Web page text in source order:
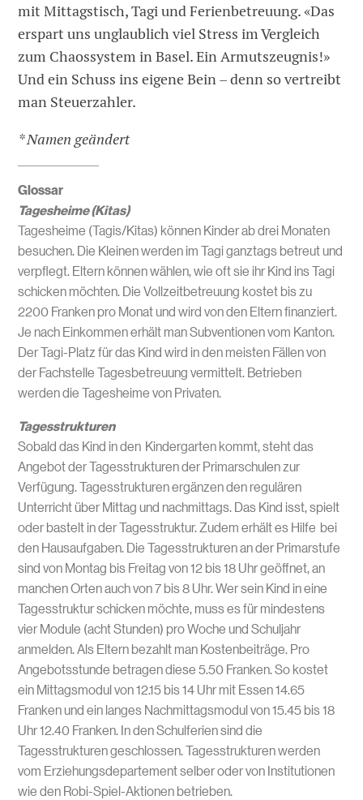
mit Mittagstisch, Tagi und Ferienbetreuung. «Das
erspart uns unglaublich viel Stress im Vergleich
zum Chaossystem in Basel. Ein Armutszeugnis!»
Und ein Schuss ins eigene Bein – denn so vertreibt
man Steuerzahler.
* Namen geändert
Glossar
Tagesheime (Kitas)
Tagesheime (Tagis/Kitas) können Kinder ab drei Monaten
besuchen. Die Kleinen werden im Tagi ganztags betreut und
verpflegt. Eltern können wählen, wie oft sie ihr Kind ins Tagi
schicken möchten. Die Vollzeitbetreuung kostet bis zu
2200 Franken pro Monat und wird von den Eltern finanziert.
Je nach Einkommen erhält man Subventionen vom Kanton.
Der Tagi-Platz für das Kind wird in den meisten Fällen von
der Fachstelle Tagesbetreuung vermittelt. Betrieben
werden die Tagesheime von Privaten.
Tagesstrukturen
Sobald das Kind in den Kindergarten kommt, steht das
Angebot der Tagesstrukturen der Primarschulen zur
Verfügung. Tagesstrukturen ergänzen den regulären
Unterricht über Mittag und nachmittags. Das Kind isst, spielt
oder bastelt in der Tagesstruktur. Zudem erhält es Hilfe bei
den Hausaufgaben. Die Tagesstrukturen an der Primarstufe
sind von Montag bis Freitag von 12 bis 18 Uhr geöffnet, an
manchen Orten auch von 7 bis 8 Uhr. Wer sein Kind in eine
Tagesstruktur schicken möchte, muss es für mindestens
vier Module (acht Stunden) pro Woche und Schuljahr
anmelden. Als Eltern bezahlt man Kostenbeiträge. Pro
Angebotsstunde betragen diese 5.50 Franken. So kostet
ein Mittagsmodul von 12.15 bis 14 Uhr mit Essen 14.65
Franken und ein langes Nachmittagsmodul von 15.45 bis 18
Uhr 12.40 Franken. In den Schulferien sind die
Tagesstrukturen geschlossen. Tagesstrukturen werden
vom Erziehungsdepartement selber oder von Institutionen
wie den Robi-Spiel-Aktionen betrieben.